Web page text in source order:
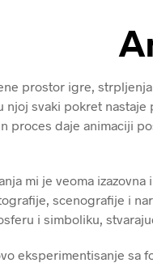
prostor igre,
njoj svaki pokret
proces daje animaciji
mi je veoma
scenografije i
i simboliku,
eksperimentisanje sa